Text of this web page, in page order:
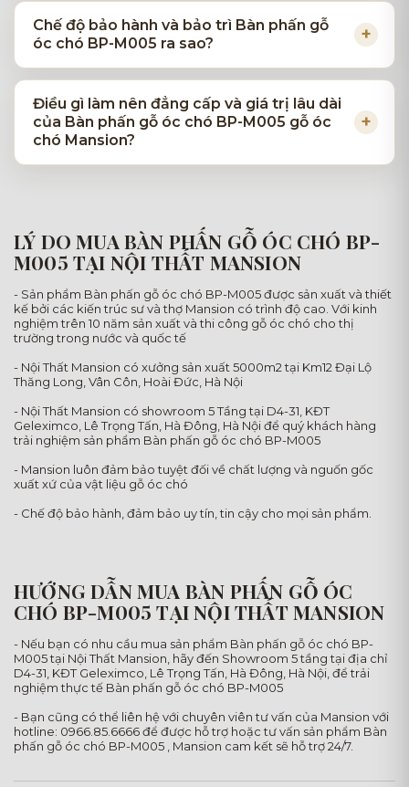
Chế độ bảo hành và bảo trì Bàn phấn gỗ
óc chó BP-M005 ra sao?
Điều gì làm nên đẳng cấp và giá trị lâu dài
của Bàn phấn gỗ óc chó BP-M005 gỗ óc
chó Mansion?
LÝ DO MUA BÀN PHẤN GỖ ÓC CHÓ BP-
M005 TẠI NỘI THẤT MANSION
- Sản phẩm Bàn phấn gỗ óc chó BP-M005 được sản xuất và thiết
kế bởi các kiến trúc sư và thợ Mansion có trình độ cao. Với kinh
nghiệm trên 10 năm sản xuất và thi công gỗ óc chó cho thị
trường trong nước và quốc tế
- Nội Thất Mansion có xưởng sản xuất 5000m2 tại Km12 Đại Lộ
Thăng Long, Vân Côn, Hoài Đức, Hà Nội
- Nội Thất Mansion có showroom 5 Tầng tại D4-31, KĐT
Geleximco, Lê Trọng Tấn, Hà Đông, Hà Nội để quý khách hàng
trải nghiệm sản phẩm Bàn phấn gỗ óc chó BP-M005
- Mansion luôn đảm bảo tuyệt đối về chất lượng và nguốn gốc
xuất xứ của vật liệu gỗ óc chó
- Chế độ bảo hành, đảm bảo uy tín, tin cậy cho mọi sản phẩm.
HƯỚNG DẪN MUA BÀN PHẤN GỖ ÓC
CHÓ BP-M005 TẠI NỘI THẤT MANSION
- Nếu bạn có nhu cầu mua sản phẩm Bàn phấn gỗ óc chó BP-
M005 tại Nội Thất Mansion, hãy đến Showroom 5 tầng tại địa chỉ
D4-31, KĐT Geleximco, Lê Trọng Tấn, Hà Đông, Hà Nội, để trải
nghiệm thực tế Bàn phấn gỗ óc chó BP-M005
- Bạn cũng có thể liên hệ với chuyên viên tư vấn của Mansion với
hotline: 0966.85.6666 để được hỗ trợ hoặc tư vấn sản phẩm Bàn
phấn gỗ óc chó BP-M005 , Mansion cam kết sẽ hỗ trợ 24/7.